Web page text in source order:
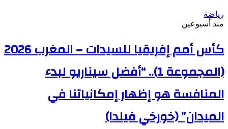
رياضة
منذ أسبوعين
كأس أمم إفريقيا للسيدات – المغرب 2026
(المجموعة 1).. “أفضل سيناريو لبدء
المنافسة هو إظهار إمكانياتنا في
الميدان” (خورخي فيلدا)